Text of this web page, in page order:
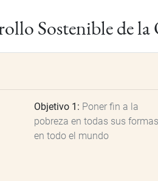
Sostenible de
Objetivo 1: Poner fin a la
pobreza en todas sus formas
en todo el mundo